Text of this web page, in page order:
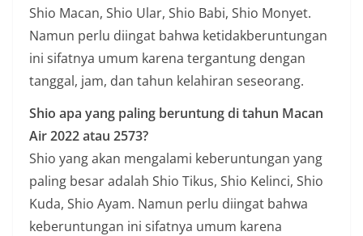
Shio Macan, Shio Ular, Shio Babi, Shio Monyet.
Namun perlu diingat bahwa ketidakberuntungan
ini sifatnya umum karena tergantung dengan
tanggal, jam, dan tahun kelahiran seseorang.
Shio apa yang paling beruntung di tahun Macan
Air 2022 atau 2573?
Shio yang akan mengalami keberuntungan yang
paling besar adalah Shio Tikus, Shio Kelinci, Shio
Kuda, Shio Ayam. Namun perlu diingat bahwa
keberuntungan ini sifatnya umum karena